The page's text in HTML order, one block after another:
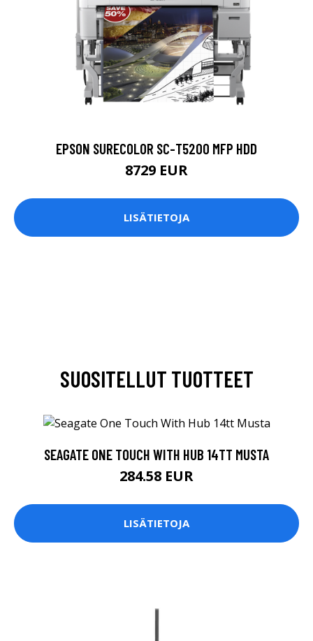
EPSON SURECOLOR SC-T5200 MFP HDD
8729 EUR
LISÄTIETOJA
SUOSITELLUT TUOTTEET
SEAGATE ONE TOUCH WITH HUB 14TT MUSTA
284.58 EUR
LISÄTIETOJA